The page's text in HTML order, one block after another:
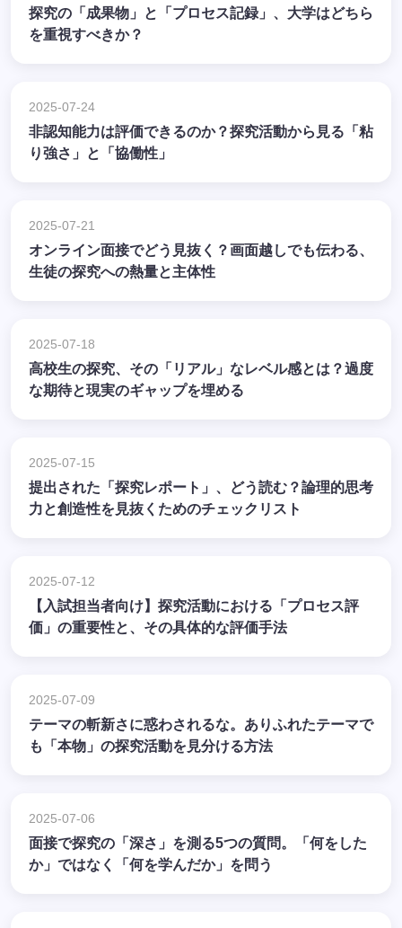
探究の「成果物」と「プロセス記録」、大学はどちら
を重視すべきか？
2025-07-24
非認知能力は評価できるのか？探究活動から見る「粘
り強さ」と「協働性」
2025-07-21
オンライン面接でどう見抜く？画面越しでも伝わる、
生徒の探究への熱量と主体性
2025-07-18
高校生の探究、その「リアル」なレベル感とは？過度
な期待と現実のギャップを埋める
2025-07-15
提出された「探究レポート」、どう読む？論理的思考
力と創造性を見抜くためのチェックリスト
2025-07-12
【入試担当者向け】探究活動における「プロセス評
価」の重要性と、その具体的な評価手法
2025-07-09
テーマの斬新さに惑わされるな。ありふれたテーマで
も「本物」の探究活動を見分ける方法
2025-07-06
面接で探究の「深さ」を測る5つの質問。「何をした
か」ではなく「何を学んだか」を問う